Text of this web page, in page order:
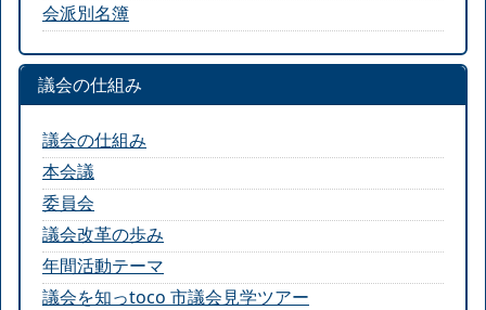
会派別名簿
議会の仕組み
議会の仕組み
本会議
委員会
議会改革の歩み
年間活動テーマ
議会を知っtoco 市議会見学ツアー